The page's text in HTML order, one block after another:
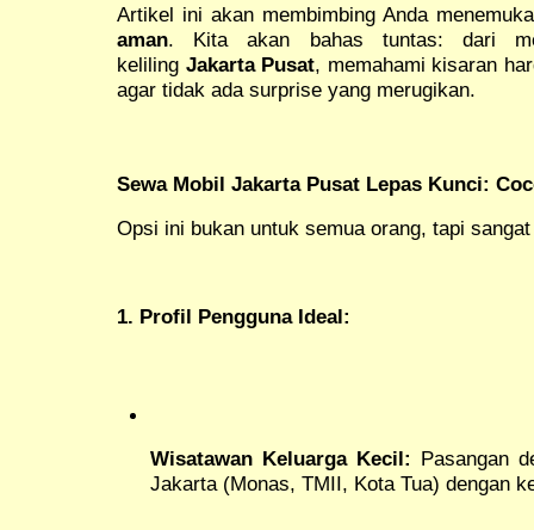
Artikel ini akan membimbing Anda
aman. Kita akan bahas tuntas: dari
keliling Jakarta Pusat, memahami kisaran
agar tidak ada surprise yang merugikan.
Sewa Mobil Jakarta Pusat Lepas Kunci:
Opsi ini bukan untuk semua orang, tapi
1. Profil Pengguna Ideal:
Wisatawan Keluarga Kecil: Pasangan
Jakarta (Monas, TMII, Kota Tua) dengan